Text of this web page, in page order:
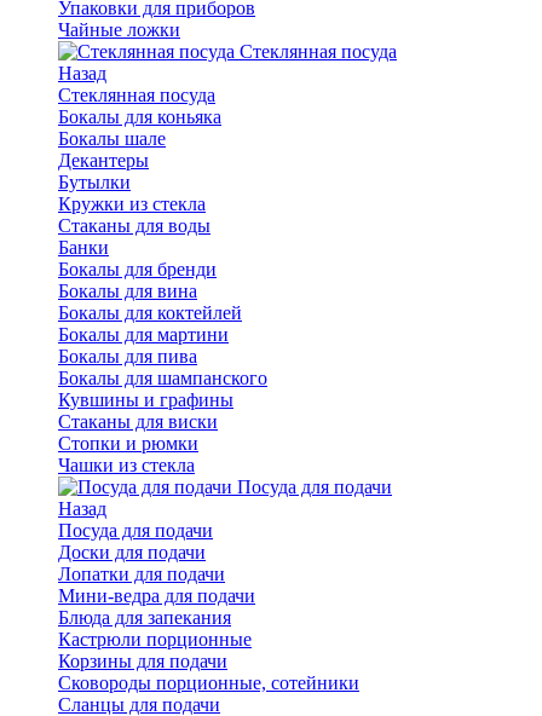
Упаковки для приборов
Чайные ложки
Стеклянная посуда
Назад
Стеклянная посуда
Бокалы для коньяка
Бокалы шале
Декантеры
Бутылки
Кружки из стекла
Стаканы для воды
Банки
Бокалы для бренди
Бокалы для вина
Бокалы для коктейлей
Бокалы для мартини
Бокалы для пива
Бокалы для шампанского
Кувшины и графины
Стаканы для виски
Стопки и рюмки
Чашки из стекла
Посуда для подачи
Назад
Посуда для подачи
Доски для подачи
Лопатки для подачи
Мини-ведра для подачи
Блюда для запекания
Кастрюли порционные
Корзины для подачи
Сковороды порционные, сотейники
Сланцы для подачи